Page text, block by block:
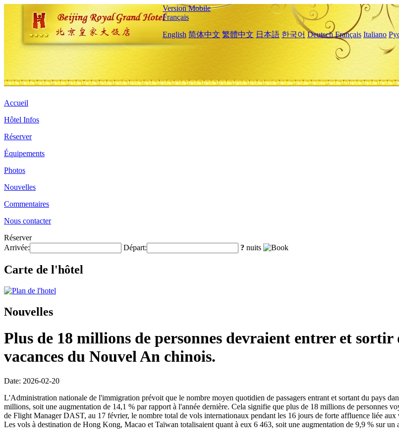
Version Mobile
Français
English 简体中文 繁體中文 日本語 한국어 Deutsch Français Italiano
Accueil
Hôtel Infos
Réserver
Équipements
Photos
Nouvelles
Commentaires
Nous contacter
Réserver
Arrivée:
Départ: ? nuits
Carte de l'hôtel
Nouvelles
Plus de 18 millions de personnes devraient entrer et
vacances du Nouvel An chinois.
Date: 2026-02-20
L'Administration nationale de l'immigration prévoit que le nombre moyen quotidien de passagers entrant et sortant du pays
millions, soit une augmentation de 14,1 % par rapport à l'année dernière. Cela signifie que plus de 18 millions de personnes
de Flight Manager DAST, au 17 février, le nombre total de vols internationaux pendant les 16 jours de forte affluence liée
Les vols à destination de Hong Kong, Macao et Taïwan totalisaient quant à eux 6 463, soit une augmentation de 9,9 % sur un